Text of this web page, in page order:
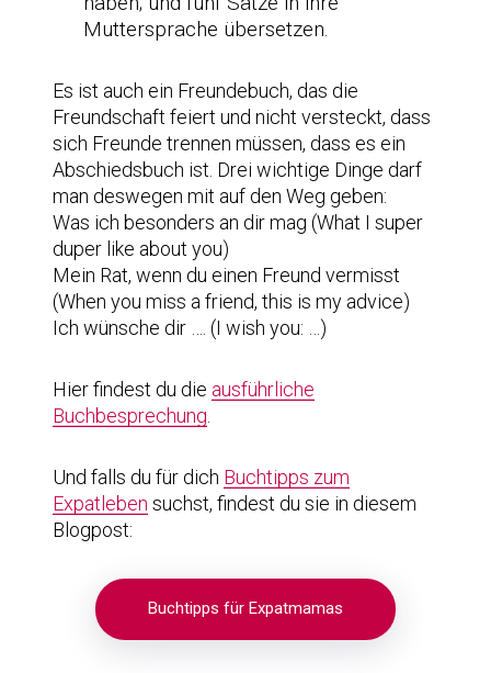
Muttersprache übersetzen.
Es ist auch ein Freundebuch, das die
Freundschaft feiert und nicht versteckt, dass
sich Freunde trennen müssen, dass es ein
Abschiedsbuch ist. Drei wichtige Dinge darf
man deswegen mit auf den Weg geben:
Was ich besonders an dir mag (What I super
duper like about you)
Mein Rat, wenn du einen Freund vermisst
(When you miss a friend, this is my advice)
Ich wünsche dir …. (I wish you: …)
Hier findest du die ausführliche
Buchbesprechung
Und falls du für dich Buchtipps zum
Expatleben suchst, findest du sie in diesem
Blogpost:
Buchtipps für Expatmamas